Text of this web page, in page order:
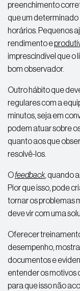
preenchimento
que um
horários. Pequenos
rendimento e
imprescindível que o
bom observador.
Outro hábito que
regulares com a
minutos, seja em
podem atuar sobre
quanto aos que
resolvê-los.
Ofeedback, quando
Pior que isso, pode
tornar os problemas
deve vir com uma
Oferecer
desempenho,
documentos e
entender os motivos
para que isso não